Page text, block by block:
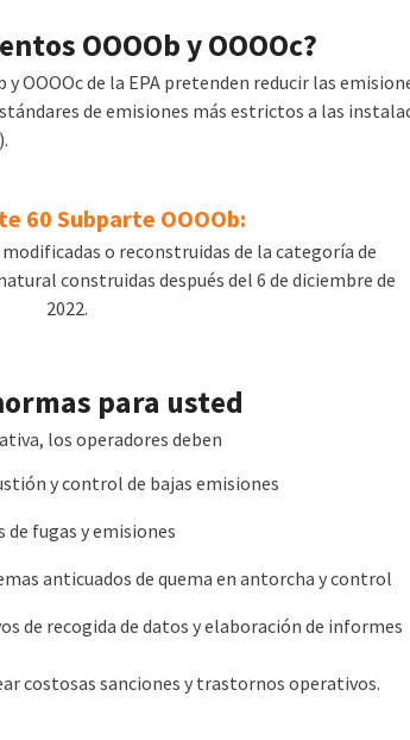
OOOOb y OOOOc?
y OOOOc de la EPA pretenden reducir las
de emisiones más estrictos a las
60 Subparte OOOOb:
o reconstruidas de la categoría de
construidas después del 6 de diciembre de
2022.
para usted
los operadores deben
y control de bajas emisiones
fugas y emisiones
anticuados de quema en antorcha y control
de recogida de datos y elaboración de informes
costosas sanciones y trastornos operativos.